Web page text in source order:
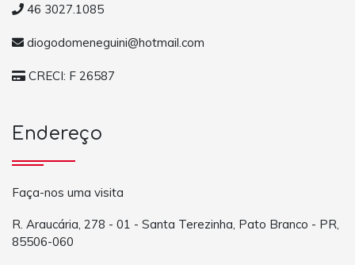
46 3027.1085
diogodomeneguini@hotmail.com
CRECI: F 26587
Endereço
Faça-nos uma visita
R. Araucária, 278 - 01 - Santa Terezinha, Pato Branco - PR,
85506-060